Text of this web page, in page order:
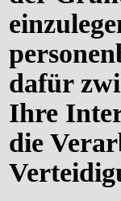
dafür
Ihre
die